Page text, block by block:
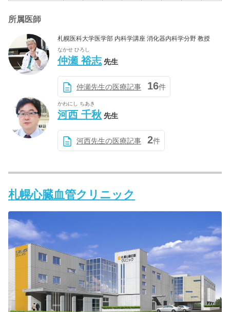
所属医師
札幌医科大学医学部 内科学講座 消化器内科学分野 教授
なかせ ひろし
仲瀬 裕志 先生
仲瀬先生の医療記事 16件
かわにし ちあき
河西 千秋 先生
河西先生の医療記事 2件
札幌心臓血管クリニック